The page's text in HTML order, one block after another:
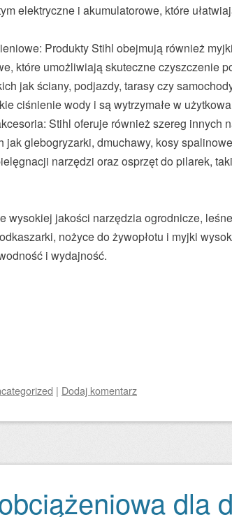
elektryczne i akumulatorowe, które
Produkty Stihl obejmują również myjki
które umożliwiają skuteczne czyszczenie
jak ściany, podjazdy, tarasy czy
ciśnienie wody i są wytrzymałe w
Stihl oferuje również szereg innych
jak glebogryzarki, dmuchawy, kosy
narzędzi oraz osprzęt do pilarek,
wysokiej jakości narzędzia ogrodnicze,
nożyce do żywopłotu i myjki
i wydajność.
| Dodaj komentarz
dla